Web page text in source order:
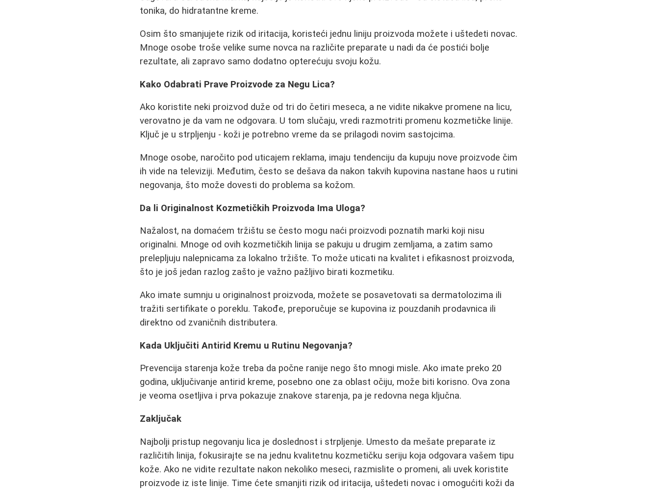
tonika, do hidratantne kreme.
Osim što smanjujete rizik od iritacija, koristeći jednu liniju proizvoda možete i uštedeti novac.
Mnoge osobe troše velike sume novca na različite preparate u nadi da će postići bolje
rezultate, ali zapravo samo dodatno opterećuju svoju kožu.
Kako Odabrati Prave Proizvode za Negu Lica?
Ako koristite neki proizvod duže od tri do četiri meseca, a ne vidite nikakve promene na licu,
verovatno je da vam ne odgovara. U tom slučaju, vredi razmotriti promenu kozmetičke linije.
Ključ je u strpljenju - koži je potrebno vreme da se prilagodi novim sastojcima.
Mnoge osobe, naročito pod uticajem reklama, imaju tendenciju da kupuju nove proizvode čim
ih vide na televiziji. Međutim, često se dešava da nakon takvih kupovina nastane haos u rutini
negovanja, što može dovesti do problema sa kožom.
Da li Originalnost Kozmetičkih Proizvoda Ima Uloga?
Nažalost, na domaćem tržištu se često mogu naći proizvodi poznatih marki koji nisu
originalni. Mnoge od ovih kozmetičkih linija se pakuju u drugim zemljama, a zatim samo
prelepljuju nalepnicama za lokalno tržište. To može uticati na kvalitet i efikasnost proizvoda,
što je još jedan razlog zašto je važno pažljivo birati kozmetiku.
Ako imate sumnju u originalnost proizvoda, možete se posavetovati sa dermatolozima ili
tražiti sertifikate o poreklu. Takođe, preporučuje se kupovina iz pouzdanih prodavnica ili
direktno od zvaničnih distributera.
Kada Uključiti Antirid Kremu u Rutinu Negovanja?
Prevencija starenja kože treba da počne ranije nego što mnogi misle. Ako imate preko 20
godina, uključivanje antirid kreme, posebno one za oblast očiju, može biti korisno. Ova zona
je veoma osetljiva i prva pokazuje znakove starenja, pa je redovna nega ključna.
Zaključak
Najbolji pristup negovanju lica je doslednost i strpljenje. Umesto da mešate preparate iz
različitih linija, fokusirajte se na jednu kvalitetnu kozmetičku seriju koja odgovara vašem tipu
kože. Ako ne vidite rezultate nakon nekoliko meseci, razmislite o promeni, ali uvek koristite
proizvode iz iste linije. Time ćete smanjiti rizik od iritacija, uštedeti novac i omogućiti koži da